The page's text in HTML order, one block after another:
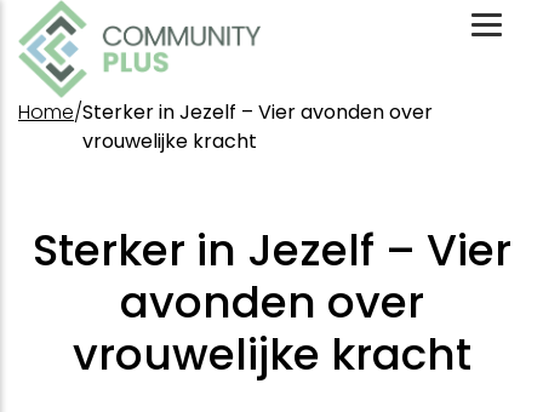
Home/Sterker in Jezelf – Vier avonden over
vrouwelijke kracht
Sterker in Jezelf – Vier
avonden over
vrouwelijke kracht